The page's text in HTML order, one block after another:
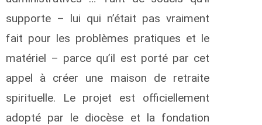
supporte – lui qui n’était pas vraiment
fait pour les problèmes pratiques et le
matériel – parce qu’il est porté par cet
appel à créer une maison de retraite
spirituelle. Le projet est officiellement
adopté par le diocèse et la fondation